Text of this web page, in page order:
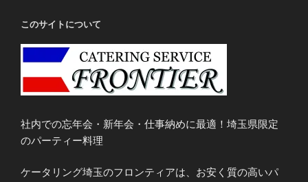
このサイトについて
社内での忘年会・新年会・仕事納めに最適！埼玉県限定
のパーティー料理
ケータリング埼玉のフロンティアは、お安く質の高いパ